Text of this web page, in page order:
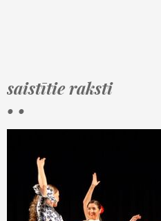
saistītie raksti
• •